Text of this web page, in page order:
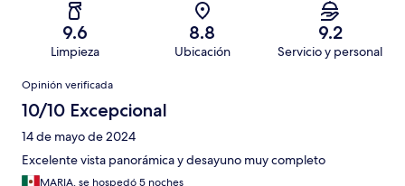
9.6
Limpieza
8.8
Ubicación
9.2
Servicio y personal
Opiniones
Opinión verificada
10/10 Excepcional
14 de mayo de 2024
Excelente vista panorámica y desayuno muy completo
MARIA, se hospedó 5 noches